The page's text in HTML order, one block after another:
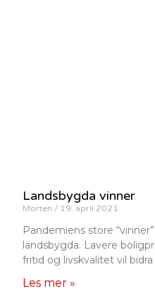
Landsbygda vinner
Morten 19. april 2021
Pandemiens store
landsbygda. Lavere
fritid og livskvalitet vil
Les mer »